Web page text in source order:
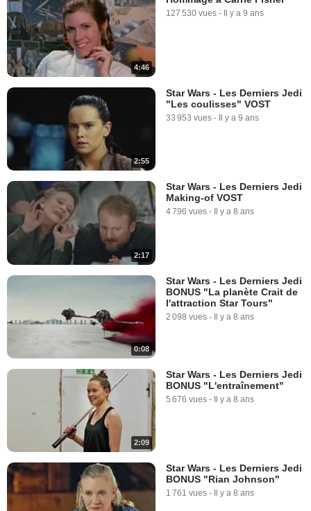
0:31
SPOT VO "Héros"
0:31
Star Wars - Les Derniers Jedi
Teaser "Resist It" VO
22 091 vues - Il y a 8 ans
4:46
127 530 vues - Il y a 9 ans
2:55
Star Wars - Les Derniers Jedi
"Les coulisses" VOST
33 953 vues - Il y a 9 ans
2:17
Star Wars - Les Derniers Jedi
Making-of VOST
4 796 vues - Il y a 8 ans
0:08
Star Wars - Les Derniers Jedi
BONUS "La planète Crait de
l'attraction Star Tours"
2 098 vues - Il y a 8 ans
2:09
Star Wars - Les Derniers Jedi
BONUS "L'entraînement"
5 676 vues - Il y a 8 ans
Star Wars - Les Derniers Jedi
BONUS "Rian Johnson"
1 761 vues - Il y a 8 ans